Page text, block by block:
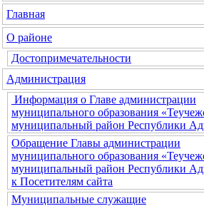
Главная
О районе
Достопримечательности
Администрация
Информация о Главе администрации
муниципального образования
муниципальный район Республики
Обращение Главы администрации
муниципального образования
муниципальный район Республики
к Посетителям сайта
Муниципальные служащие